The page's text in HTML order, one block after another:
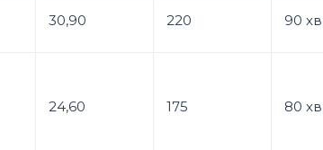
30,90 220 90 хв
24,60 175 80 хв